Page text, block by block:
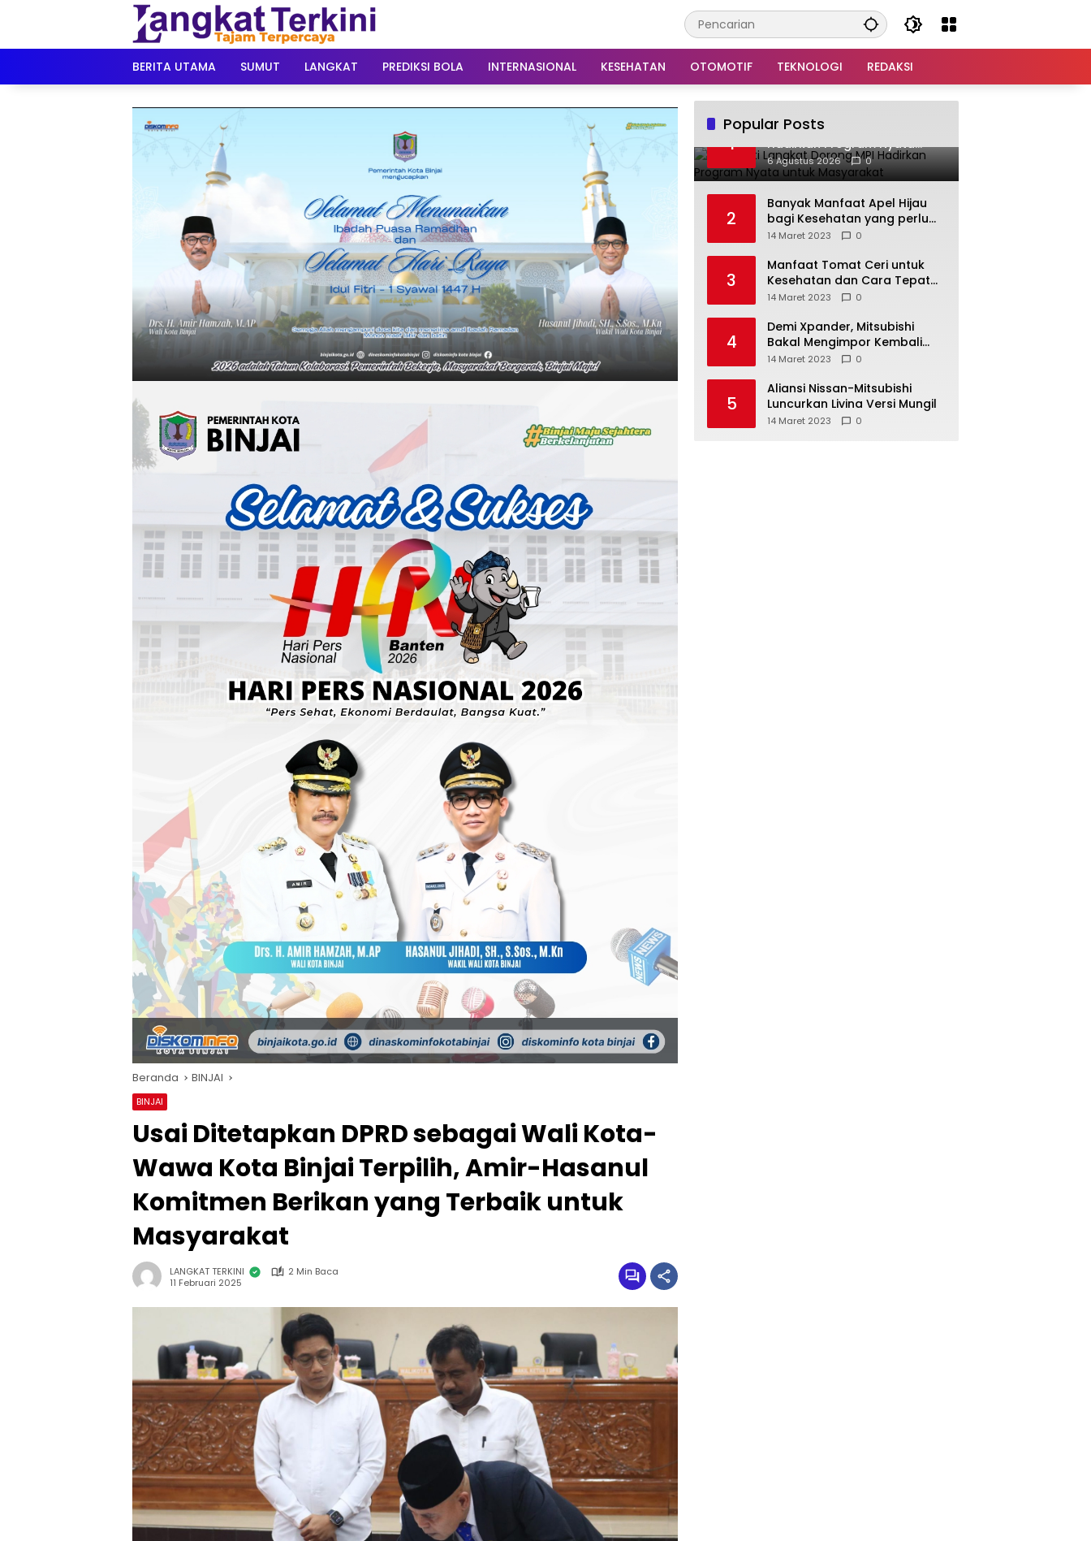
BERITA UTAMA
SUMUT LANGKAT PREDIKSI BOLA INTERNASIONAL KESEHATAN OTOMOTIF TEKNOLOGI REDAKSI
Beranda BINJAI
BINJAI
Usai Ditetapkan DPRD sebagai Wali Kota-
Wawa Kota Binjai Terpilih, Amir-Hasanul
Komitmen Berikan yang Terbaik untuk
Masyarakat
LANGKAT TERKINI
2 Min Baca
11 Februari 2025
Popular Posts
1
Plt Bupati Langkat Dorong MPI
Hadirkan Program Nyata
untuk Masyarakat
6 Agustus 2026 0
2
Banyak Manfaat Apel Hijau
bagi Kesehatan yang perlu
Anda ketahui
14 Maret 2023 0
3
Manfaat Tomat Ceri untuk
Kesehatan dan Cara Tepat
Mengonsumsinya
14 Maret 2023 0
4
Demi Xpander, Mitsubishi
Bakal Mengimpor Kembali
Pajero Sport
14 Maret 2023 0
5
Aliansi Nissan-Mitsubishi
Luncurkan Livina Versi Mungil
14 Maret 2023 0